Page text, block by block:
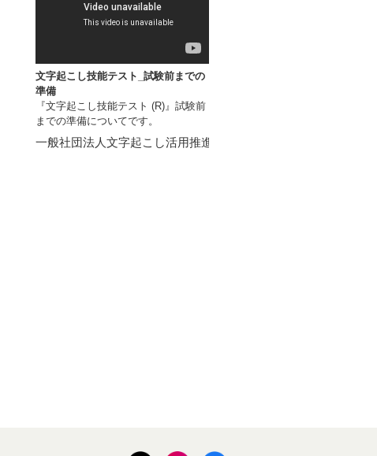
文字起こし技能テスト_試験前までの
準備
『文字起こし技能テスト (R)』試験前
までの準備についてです。
一般社団法人文字起こし活用推進協議会